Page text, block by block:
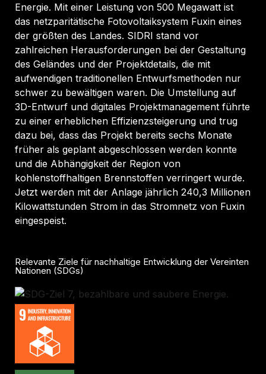
Energie. Mit einer Leistung von 500 Megawatt ist
das netzparitätische Fotovoltaiksystem Fuxin eines
der größten des Landes. SIDRI stand vor
zahlreichen Herausforderungen bei der Gestaltung
des Geländes und der Projektdetails, die mit
aufwendigen traditionellen Entwurfsmethoden nur
schwer zu bewältigen waren. Die Umstellung auf
3D-Entwurf und digitales Projektmanagement führte
zu einer erheblichen Effizienzsteigerung und trug
dazu bei, dass das Projekt bereits sechs Monate
früher als geplant abgeschlossen werden konnte
und die Abhängigkeit der Region von
kohlenstoffhaltigen Brennstoffen verringert wurde.
Jetzt werden mit der Anlage jährlich 240,3 Millionen
Kilowattstunden Strom in das Stromnetz von Fuxin
eingespeist.
Relevante Ziele für nachhaltige Entwicklung der Vereinten
Nationen (SDGs)